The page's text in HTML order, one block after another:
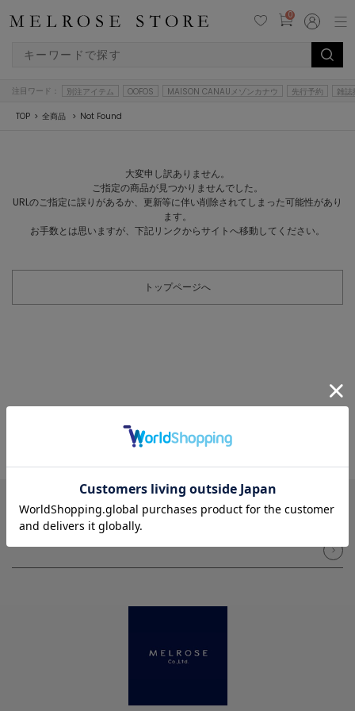
0
注目ワード： 別注アイテム OOFOS MAISON CANAUメゾンカナウ 先行予約 雑誌
TOP 全商品 Not Found
大変申し訳ありません。
ご指定の商品が見つかりませんでした。
URLのご指定に誤りがあるか、更新等に伴い削除されてしまった可能性があり
ます。
お手数とは思いますが、下記リンクからサイトへ移動してください。
トップページへ
NEWSLETTER メルマガ登録